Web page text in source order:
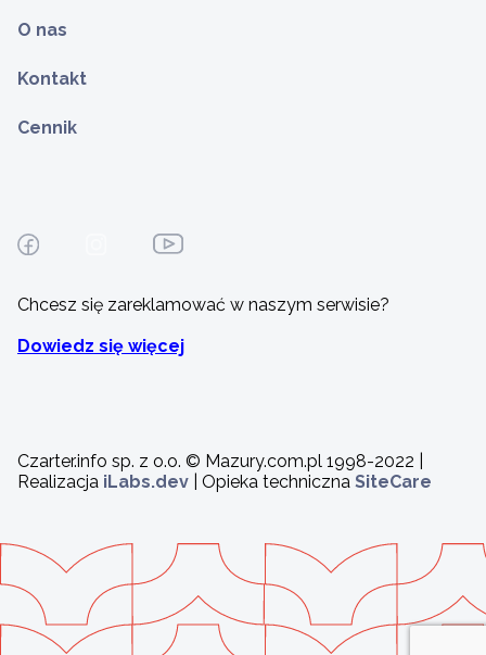
O nas
Kontakt
Cennik
Chcesz się zareklamować w naszym serwisie?
Dowiedz się więcej
Czarter.info sp. z o.o. © Mazury.com.pl 1998-2022 |
Realizacja iLabs.dev | Opieka techniczna SiteCare